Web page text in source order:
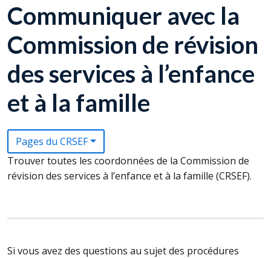
Communiquer avec la
Commission de révision
des services à l’enfance
et à la famille
Pages du CRSEF
Trouver toutes les coordonnées de la Commission de
révision des services à l’enfance et à la famille (CRSEF).
Si vous avez des questions au sujet des procédures